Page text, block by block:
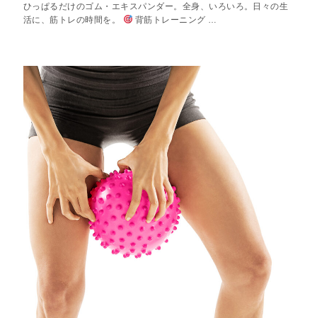
ひっぱるだけのゴム・エキスパンダー。全身、いろいろ。日々の生
活に、筋トレの時間を。
背筋トレーニング …